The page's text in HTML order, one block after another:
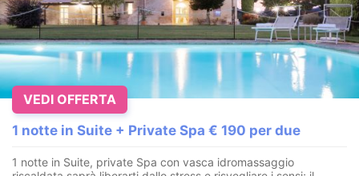
1 notte in Suite + Private Spa € 190 per due
1 notte in Suite, private Spa con vasca idromassaggio
VEDI OFFERTA